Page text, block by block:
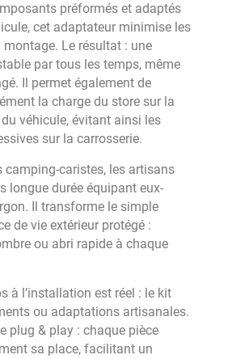
préformés et adaptés
cet adaptateur minimise les
Le résultat : une
par tous les temps, même
Il permet également de
la charge du store sur la
véhicule, évitant ainsi les
sur la carrosserie.
camping-caristes, les artisans
longue durée équipant eux-
Il transforme le simple
de vie extérieur protégé :
ou abri rapide à chaque
à l’installation est réel : le kit
ou adaptations artisanales.
plug & play : chaque pièce
sa place, facilitant un